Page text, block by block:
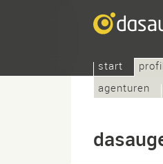
start
agenturen